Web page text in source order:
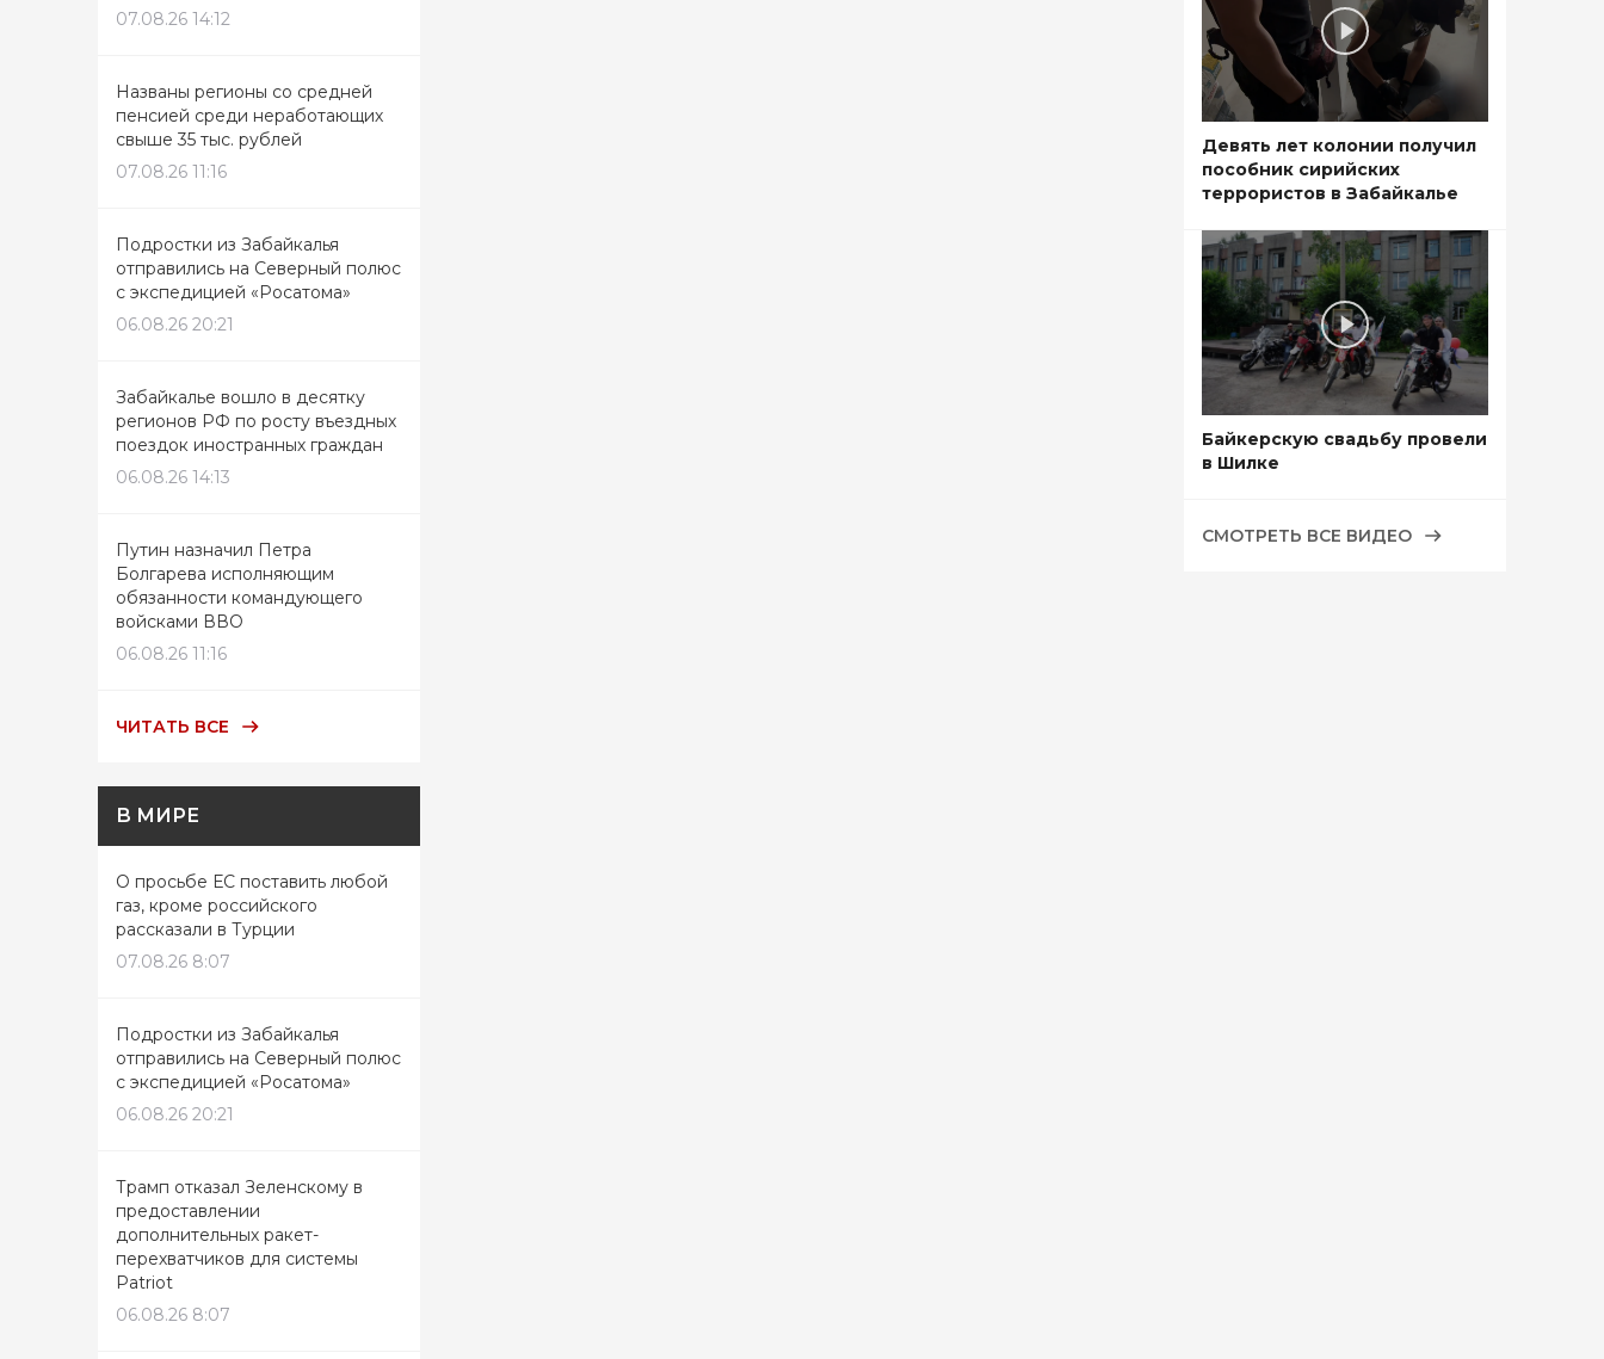
07.08.26 14:12
Названы регионы со средней
пенсией среди неработающих
свыше 35 тыс. рублей
07.08.26 11:16
Подростки из Забайкалья
отправились на Северный полюс
с экспедицией «Росатома»
06.08.26 20:21
Забайкалье вошло в десятку
регионов РФ по росту въездных
поездок иностранных граждан
06.08.26 14:13
Путин назначил Петра
Болгарева исполняющим
обязанности командующего
войсками ВВО
06.08.26 11:16
ЧИТАТЬ ВСЕ
В МИРЕ
О просьбе ЕС поставить любой
газ, кроме российского
рассказали в Турции
07.08.26 8:07
Подростки из Забайкалья
отправились на Северный полюс
с экспедицией «Росатома»
06.08.26 20:21
Трамп отказал Зеленскому в
предоставлении
дополнительных ракет-
перехватчиков для системы
Patriot
06.08.26 8:07
Девять лет колонии получил
пособник сирийских
террористов в Забайкалье
Байкерскую свадьбу провели
в Шилке
СМОТРЕТЬ ВСЕ ВИДЕО